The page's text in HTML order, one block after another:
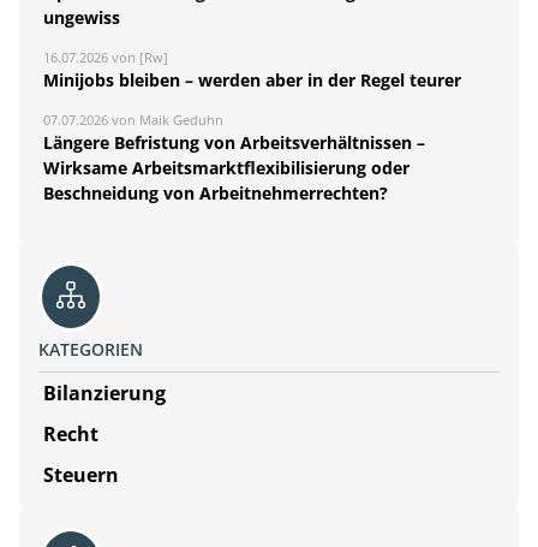
ungewiss
16.07.2026 von [Rw]
Minijobs bleiben – werden aber in der Regel teurer
07.07.2026 von Maik Geduhn
Längere Befristung von Arbeitsverhältnissen –
Wirksame Arbeitsmarktflexibilisierung oder
Beschneidung von Arbeitnehmerrechten?
KATEGORIEN
Bilanzierung
Recht
Steuern